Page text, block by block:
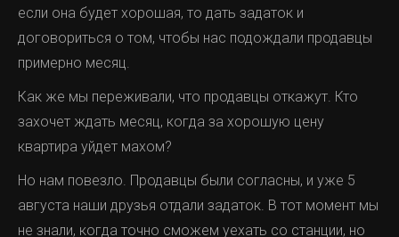
если она будет хорошая, то дать задаток и
договориться о том, чтобы нас подождали продавцы
примерно месяц.
Как же мы переживали, что продавцы откажут. Кто
захочет ждать месяц, когда за хорошую цену
квартира уйдет махом?
Но нам повезло. Продавцы были согласны, и уже 5
августа наши друзья отдали задаток. В тот момент мы
не знали, когда точно сможем уехать со станции, но